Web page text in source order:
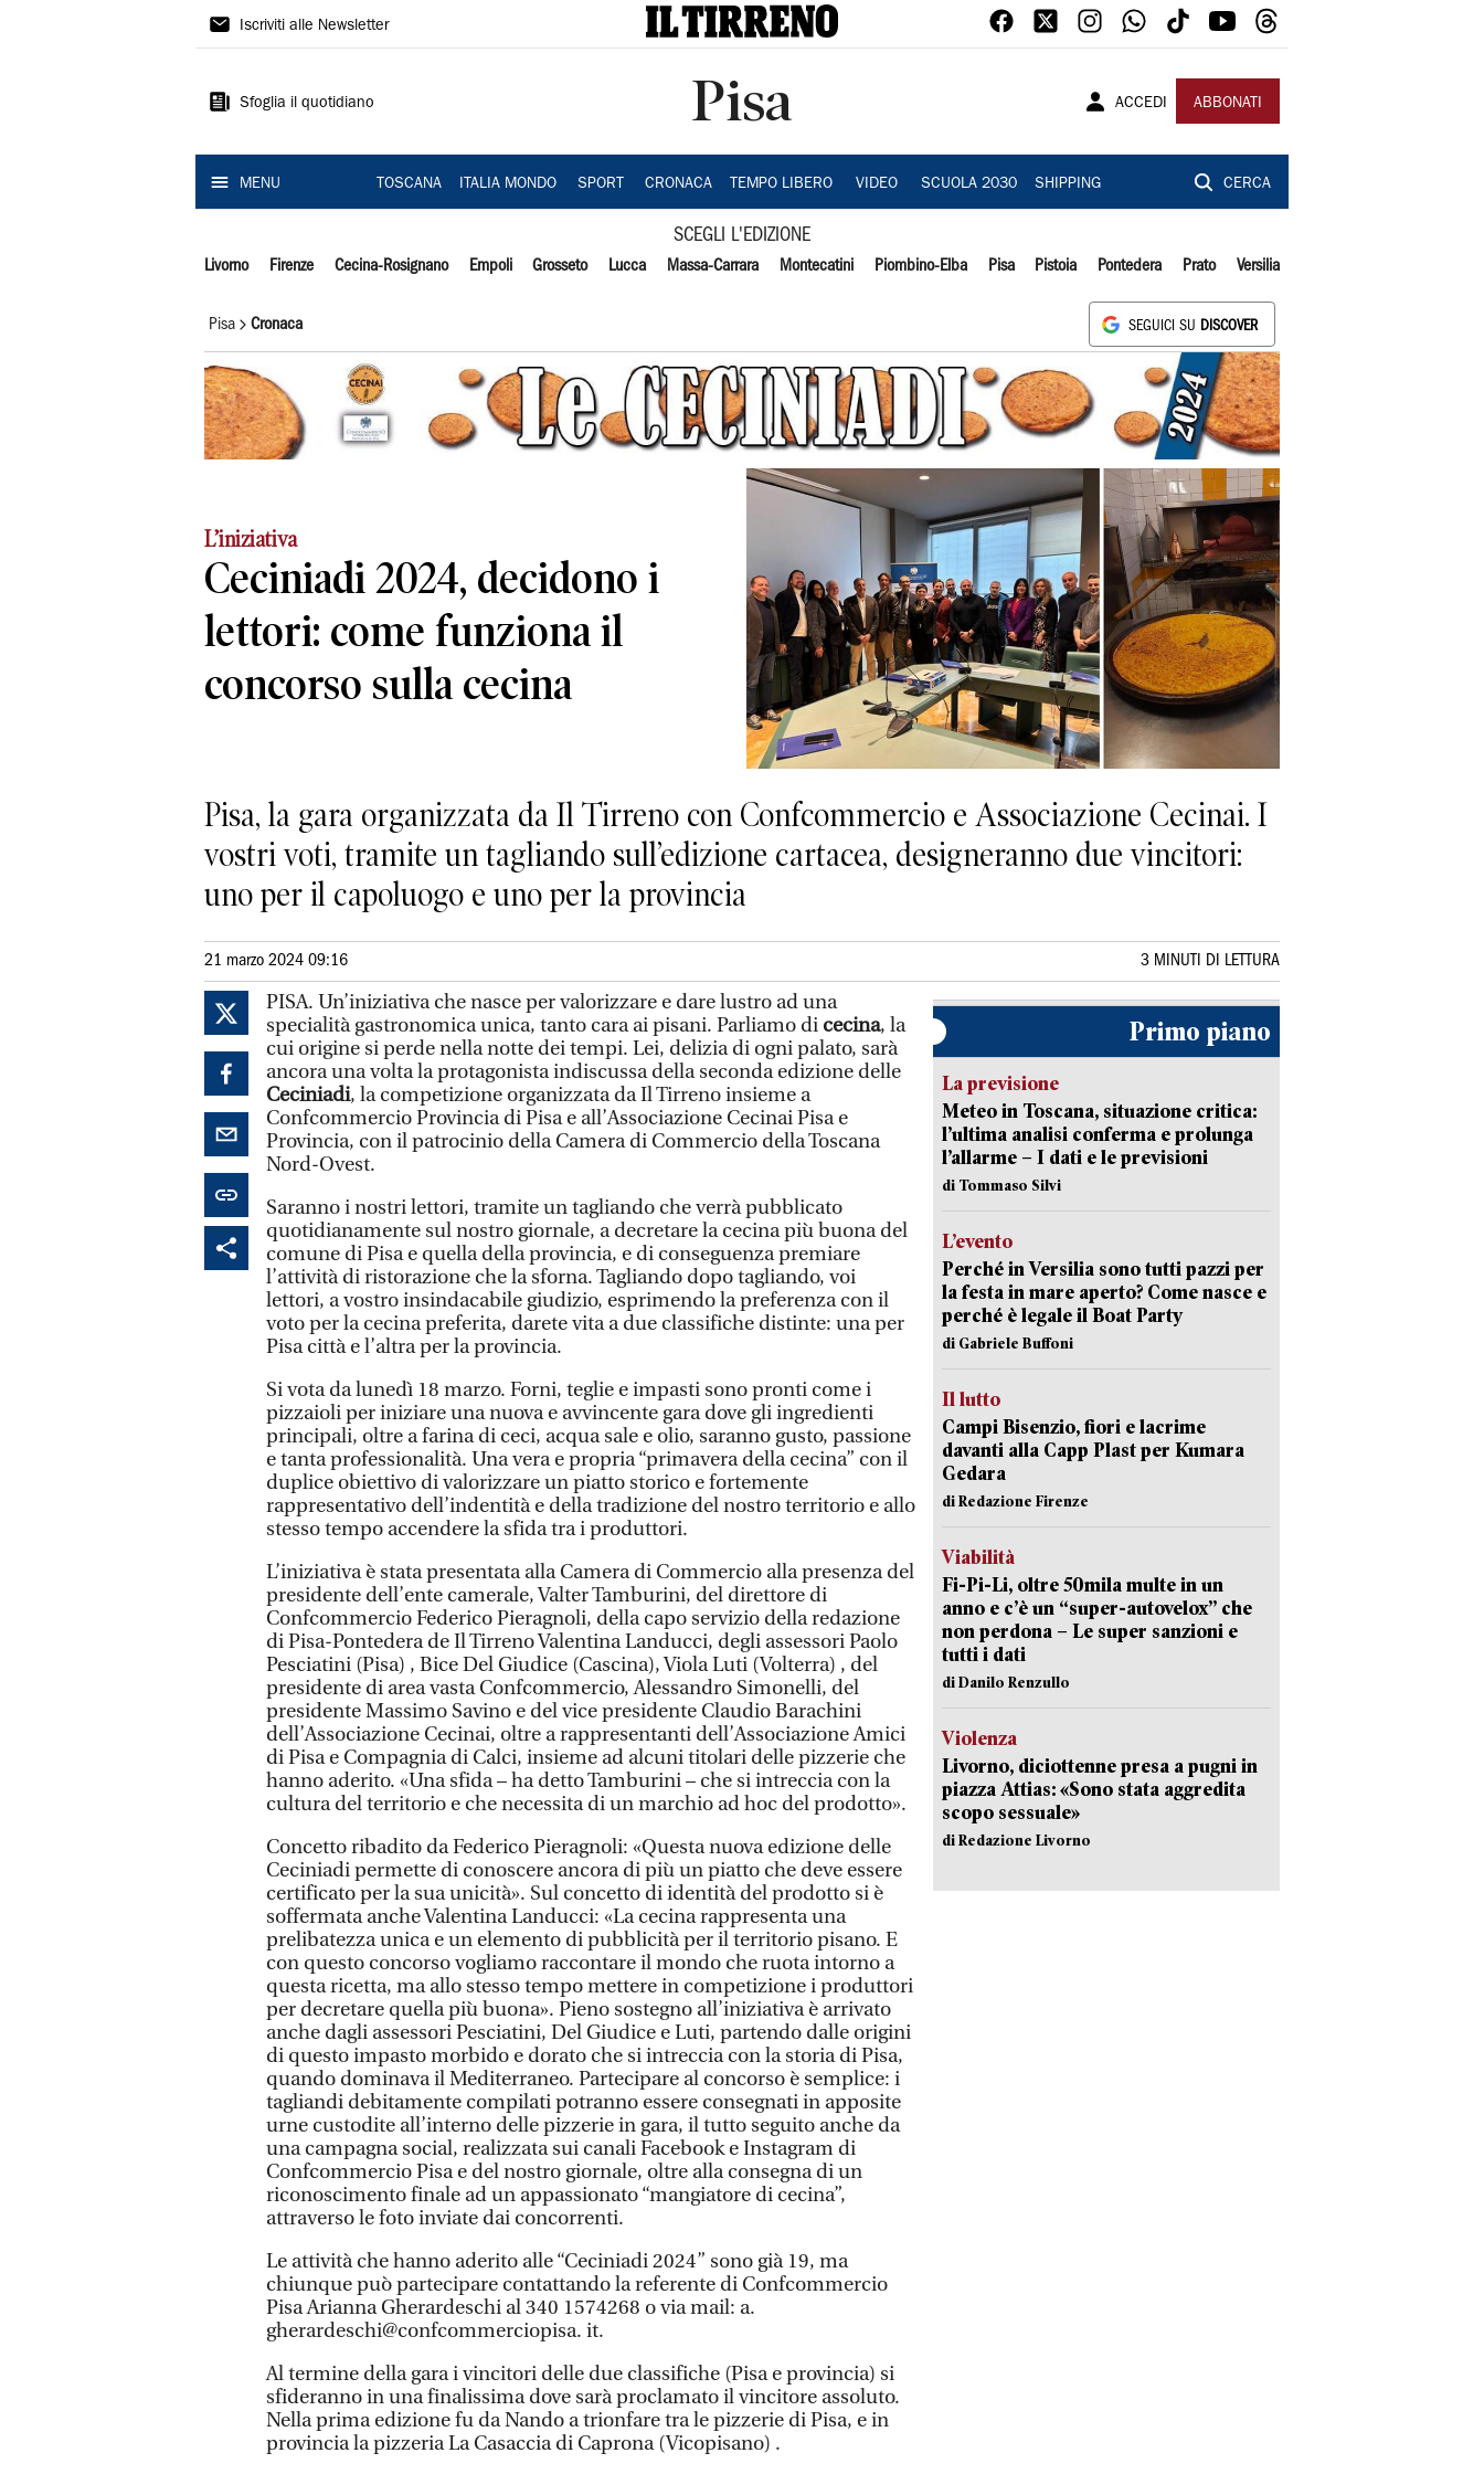
Il
Iscriviti alle Newsletter
Sfoglia il quotidiano Pisa ACCEDI ABBONATI
MENU TOSCANA ITALIA MONDO SPORT CRONACA TEMPO LIBERO VIDEO SCUOLA 2030 SHIPPING CERCA
SCEGLI L'EDIZIONE
Livorno Firenze Cecina-Rosignano Empoli Grosseto Lucca Massa-Carrara Montecatini Piombino-Elba Pisa Pistoia Pontedera Prato Versilia
Pisa Cronaca SEGUICI SU DISCOVER
L’iniziativa
Ceciniadi 2024, decidono i
lettori: come funziona il
concorso sulla cecina
Pisa, la gara organizzata da Il Tirreno con Confcommercio e Associazione Cecinai. I
vostri voti, tramite un tagliando sull’edizione cartacea, designeranno due vincitori:
uno per il capoluogo e uno per la provincia
21 marzo 2024 09:16 3 MINUTI DI LETTURA
PISA. Un’iniziativa che nasce per valorizzare e dare lustro ad una
specialità gastronomica unica, tanto cara ai pisani. Parliamo di cecina, la
cui origine si perde nella notte dei tempi. Lei, delizia di ogni palato, sarà
ancora una volta la protagonista indiscussa della seconda edizione delle
Ceciniadi, la competizione organizzata da Il Tirreno insieme a
Confcommercio Provincia di Pisa e all’Associazione Cecinai Pisa e
Provincia, con il patrocinio della Camera di Commercio della Toscana
Nord-Ovest.
Saranno i nostri lettori, tramite un tagliando che verrà pubblicato
quotidianamente sul nostro giornale, a decretare la cecina più buona del
comune di Pisa e quella della provincia, e di conseguenza premiare
l’attività di ristorazione che la sforna. Tagliando dopo tagliando, voi
lettori, a vostro insindacabile giudizio, esprimendo la preferenza con il
voto per la cecina preferita, darete vita a due classifiche distinte: una per
Pisa città e l’altra per la provincia.
Si vota da lunedì 18 marzo. Forni, teglie e impasti sono pronti come i
pizzaioli per iniziare una nuova e avvincente gara dove gli ingredienti
principali, oltre a farina di ceci, acqua sale e olio, saranno gusto, passione
e tanta professionalità. Una vera e propria “primavera della cecina” con il
duplice obiettivo di valorizzare un piatto storico e fortemente
rappresentativo dell’indentità e della tradizione del nostro territorio e allo
stesso tempo accendere la sfida tra i produttori.
L’iniziativa è stata presentata alla Camera di Commercio alla presenza del
presidente dell’ente camerale, Valter Tamburini, del direttore di
Confcommercio Federico Pieragnoli, della capo servizio della redazione
di Pisa-Pontedera de Il Tirreno Valentina Landucci, degli assessori Paolo
Pesciatini (Pisa) , Bice Del Giudice (Cascina), Viola Luti (Volterra) , del
presidente di area vasta Confcommercio, Alessandro Simonelli, del
presidente Massimo Savino e del vice presidente Claudio Barachini
dell’Associazione Cecinai, oltre a rappresentanti dell’Associazione Amici
di Pisa e Compagnia di Calci, insieme ad alcuni titolari delle pizzerie che
hanno aderito. «Una sfida – ha detto Tamburini – che si intreccia con la
cultura del territorio e che necessita di un marchio ad hoc del prodotto».
Concetto ribadito da Federico Pieragnoli: «Questa nuova edizione delle
Ceciniadi permette di conoscere ancora di più un piatto che deve essere
certificato per la sua unicità». Sul concetto di identità del prodotto si è
soffermata anche Valentina Landucci: «La cecina rappresenta una
prelibatezza unica e un elemento di pubblicità per il territorio pisano. E
con questo concorso vogliamo raccontare il mondo che ruota intorno a
questa ricetta, ma allo stesso tempo mettere in competizione i produttori
per decretare quella più buona». Pieno sostegno all’iniziativa è arrivato
anche dagli assessori Pesciatini, Del Giudice e Luti, partendo dalle origini
di questo impasto morbido e dorato che si intreccia con la storia di Pisa,
quando dominava il Mediterraneo. Partecipare al concorso è semplice: i
tagliandi debitamente compilati potranno essere consegnati in apposite
urne custodite all’interno delle pizzerie in gara, il tutto seguito anche da
una campagna social, realizzata sui canali Facebook e Instagram di
Confcommercio Pisa e del nostro giornale, oltre alla consegna di un
riconoscimento finale ad un appassionato “mangiatore di cecina”,
attraverso le foto inviate dai concorrenti.
Le attività che hanno aderito alle “Ceciniadi 2024” sono già 19, ma
chiunque può partecipare contattando la referente di Confcommercio
Pisa Arianna Gherardeschi al 340 1574268 o via mail: a.
gherardeschi@confcommerciopisa. it.
Al termine della gara i vincitori delle due classifiche (Pisa e provincia) si
sfideranno in una finalissima dove sarà proclamato il vincitore assoluto.
Nella prima edizione fu da Nando a trionfare tra le pizzerie di Pisa, e in
provincia la pizzeria La Casaccia di Caprona (Vicopisano) .
Primo piano
La previsione
Meteo in Toscana, situazione critica:
l’ultima analisi conferma e prolunga
l’allarme – I dati e le previsioni
di Tommaso Silvi
L’evento
Perché in Versilia sono tutti pazzi per
la festa in mare aperto? Come nasce e
perché è legale il Boat Party
di Gabriele Buffoni
Il lutto
Campi Bisenzio, fiori e lacrime
davanti alla Capp Plast per Kumara
Gedara
di Redazione Firenze
Viabilità
Fi-Pi-Li, oltre 50mila multe in un
anno e c’è un “super-autovelox” che
non perdona – Le super sanzioni e
tutti i dati
di Danilo Renzullo
Violenza
Livorno, diciottenne presa a pugni in
piazza Attias: «Sono stata aggredita
scopo sessuale»
di Redazione Livorno